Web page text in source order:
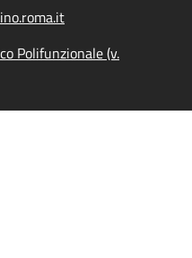
Polifunzionale (v.